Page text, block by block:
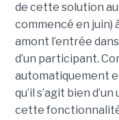
de cette solution
commencé en juin)
amont l’entrée
d’un participant.
automatiquement
qu’il s’agit bien
cette